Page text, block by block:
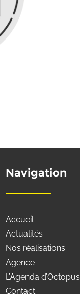
Navigation
Accueil
Actualités
Nos réalisations
Agence
L’Agenda d’Octopus
Contact